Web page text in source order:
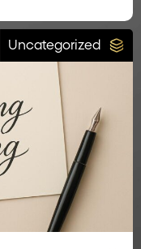
Uncategorized